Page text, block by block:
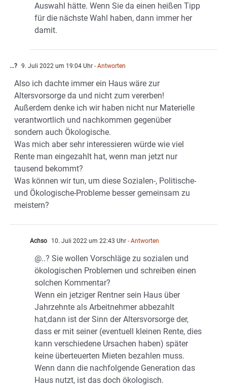
Auswahl hätte. Wenn Sie da einen heißen Tipp
für die nächste Wahl haben, dann immer her
damit.
...? 9. Juli 2022 um 19:04 Uhr - Antworten
Also ich dachte immer ein Haus wäre zur
Altersvorsorge da und nicht zum vererben!
Außerdem denke ich wir haben nicht nur Materielle
verantwortlich und nachkommen gegenüber
sondern auch Ökologische.
Was mich aber sehr interessieren würde wie viel
Rente man eingezahlt hat, wenn man jetzt nur
tausend bekommt?
Was können wir tun, um diese Sozialen-, Politische-
und Ökologische-Probleme besser gemeinsam zu
meistern?
Achso 10. Juli 2022 um 22:43 Uhr - Antworten
@..? Sie wollen Vorschläge zu sozialen und
ökologischen Problemen und schreiben einen
solchen Kommentar?
Wenn ein jetziger Rentner sein Haus über
Jahrzehnte als Arbeitnehmer abbezahlt
hat,dann ist der Sinn der Altersvorsorge der,
dass er mit seiner (eventuell kleinen Rente, dies
kann verschiedene Ursachen haben) später
keine überteuerten Mieten bezahlen muss.
Wenn dann die nachfolgende Generation das
Haus nutzt, ist das doch ökologisch.